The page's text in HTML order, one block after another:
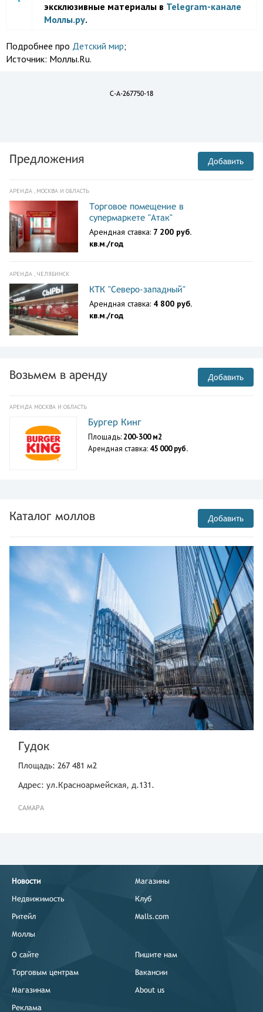
эксклюзивные материалы в Telegram-канале
Моллы.ру.
Подробнее про Детский мир;
Источник: Моллы.Ru.
C-A-267750-18
Предложения Добавить
АРЕНДА , МОСКВА И ОБЛАСТЬ
Торговое помещение в
супермаркете "Атак"
Арендная ставка: 7 200 руб.
кв.м./год
АРЕНДА , ЧЕЛЯБИНСК
КТК "Северо-западный"
Арендная ставка: 4 800 руб.
кв.м./год
Возьмем в аренду Добавить
АРЕНДА МОСКВА И ОБЛАСТЬ
Бургер Кинг
Площадь: 200-300 м2
Арендная ставка: 45 000 руб.
Каталог моллов Добавить
Гудок
Площадь: 267 481 м2
Адрес: ул.Красноармейская, д.131.
САМАРА
Новости
Недвижимость
Ритейл
Моллы
Магазины
Клуб
Malls.com
О сайте
Торговым центрам
Магазинам
Реклама
Пишите нам
Вакансии
About us